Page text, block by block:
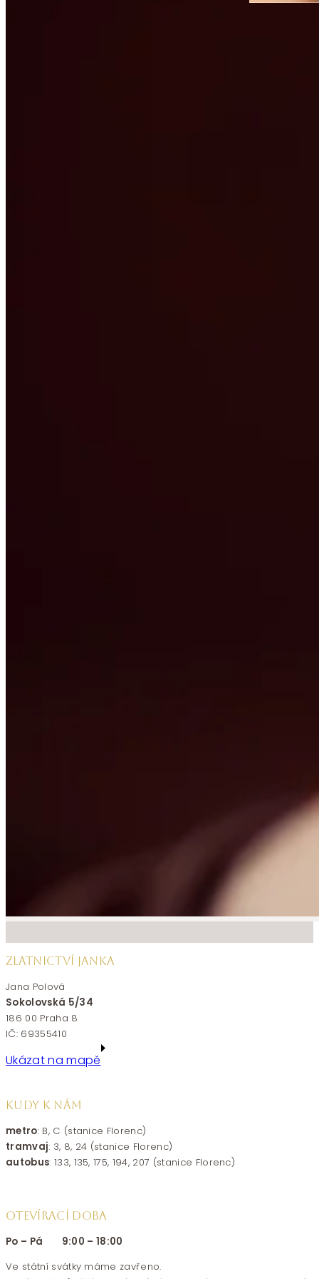
ZLATNICTVÍ JANKA
Jana Polová
Sokolovská 5/34
186 00 Praha 8
IČ: 69355410
Ukázat na mapě
KUDY K NÁM
metro: B, C (stanice Florenc)
tramvaj: 3, 8, 24 (stanice Florenc)
autobus: 133, 135, 175, 194, 207 (stanice Florenc)
OTEVÍRACÍ DOBA
Po – Pá 9:00 – 18:00
Ve státní svátky máme zavřeno.